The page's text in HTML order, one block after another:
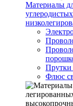
Материалы
Прутки
Флюс